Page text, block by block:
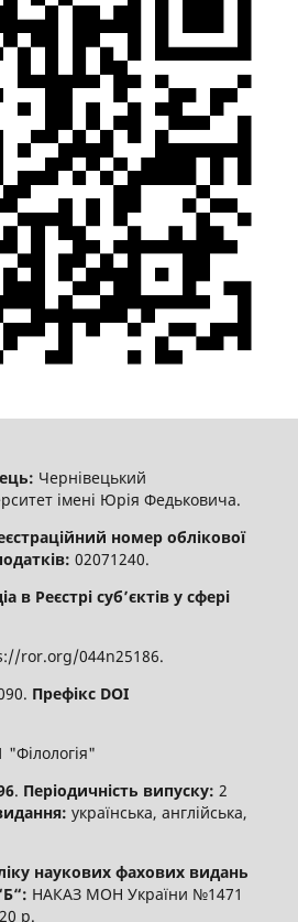
Чернівецький
імені Юрія Федьковича.
номер облікової
02071240.
в Реєстрі суб’єктів у сфері
ror.org/044n25186.
Префікс DOI
"Філологія"
. Періодичність випуску: 2
українська, англійська,
наукових фахових видань
НАКАЗ МОН України №1471
р.